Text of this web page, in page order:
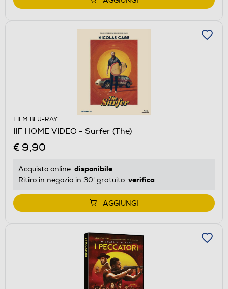
FILM BLU-RAY
IIF HOME VIDEO - Surfer (The)
€ 9,90
Acquisto online: disponibile
Ritiro in negozio in 30' gratuito: verifica
AGGIUNGI